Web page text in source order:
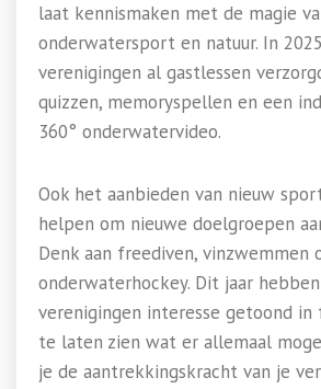
laat kennismaken met de magie
onderwatersport en natuur. In
verenigingen al gastlessen
quizzen, memoryspellen en een
360° onderwatervideo.
Ook het aanbieden van nieuw
helpen om nieuwe doelgroepen
Denk aan freediven, vinzwemmen
onderwaterhockey. Dit jaar
verenigingen interesse getoond in
te laten zien wat er allemaal
je de aantrekkingskracht van je